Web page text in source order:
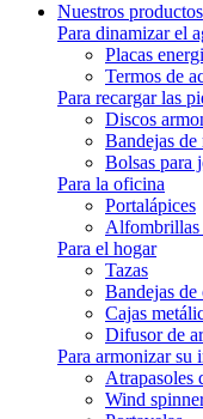
Nuestros productos
Para dinamizar el
Placas
Termos de
Para recargar las
Discos
Bandejas de
Bolsas para
Para la oficina
Portalápices
Alfombrillas
Para el hogar
Tazas
Bandejas de
Cajas
Difusor de
Para armonizar su
Atrapasoles
Wind